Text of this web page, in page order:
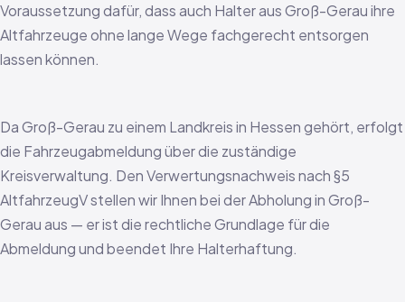
Voraussetzung dafür, dass auch Halter aus Groß-Gerau ihre
Altfahrzeuge ohne lange Wege fachgerecht entsorgen
lassen können.
Da Groß-Gerau zu einem Landkreis in Hessen gehört, erfolgt
die Fahrzeugabmeldung über die zuständige
Kreisverwaltung. Den Verwertungsnachweis nach §5
AltfahrzeugV stellen wir Ihnen bei der Abholung in Groß-
Gerau aus — er ist die rechtliche Grundlage für die
Abmeldung und beendet Ihre Halterhaftung.